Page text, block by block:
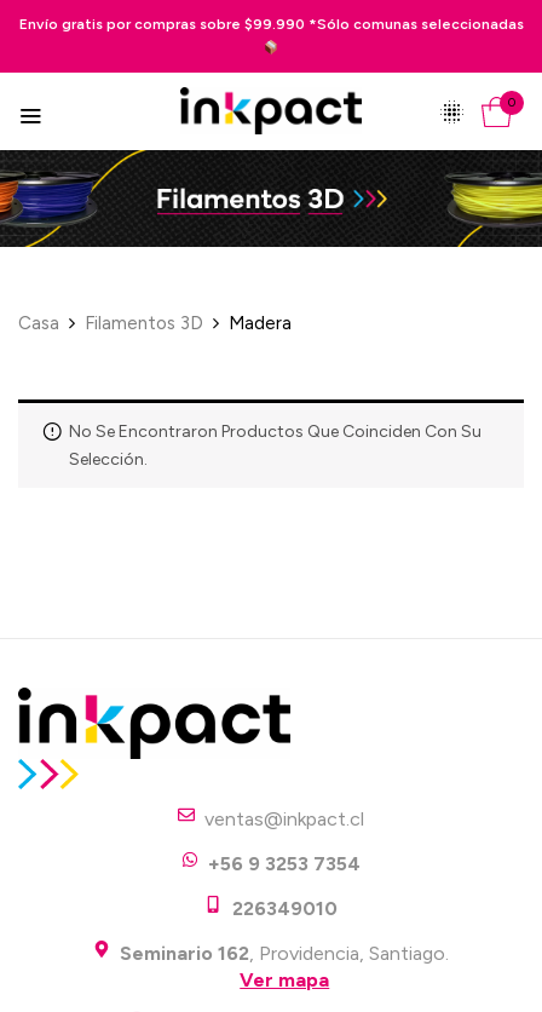
por compras sobre $99.990 *Sólo comunas seleccionadas
0
Casa Filamentos 3D Madera
No Se Encontraron Productos Que Coinciden Con Su
Selección.
ventas@inkpact.cl
+56 9 3253 7354
226349010
Seminario 162, Providencia, Santiago.
Ver mapa